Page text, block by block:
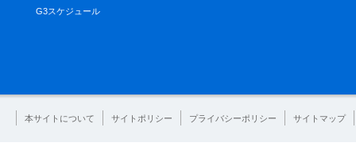
G3スケジュール
本サイトについて サイトポリシー プライバシーポリシー サイトマップ